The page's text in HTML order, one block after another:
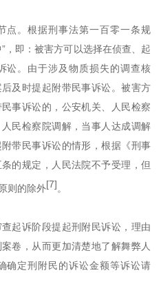
点。根据刑事法第一百零一条规
，即：被害方可以选择在侦查、起
讼。由于涉及物质损失的调查核
及时提起附带民事诉讼。被害方
事诉讼的，公安机关、人民检察
民检察院调解，当事人达成调解
带民事诉讼的情形，根据 《刑事
的规定，人民法院不予受理，但
则的除外[7]。
起诉阶段提起刑附民诉讼，理由
卷，从而更加清楚地了解舞弊人
确定刑附民的诉讼金额等诉讼请